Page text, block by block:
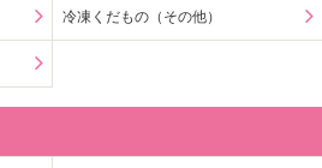
冷凍くだもの（その他）